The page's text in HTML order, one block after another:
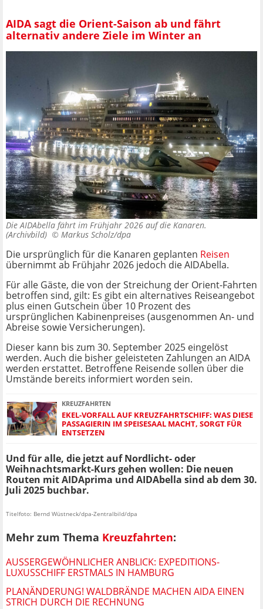
AIDA sagt die Orient-Saison ab und fährt
alternativ andere Ziele im Winter an
Die AIDAbella fährt im Frühjahr 2026 auf die Kanaren.
(Archivbild) © Markus Scholz/dpa
Die ursprünglich für die Kanaren geplanten Reisen
übernimmt ab Frühjahr 2026 jedoch die AIDAbella.
Für alle Gäste, die von der Streichung der Orient-Fahrten
betroffen sind, gilt: Es gibt ein alternatives Reiseangebot
plus einen Gutschein über 10 Prozent des
ursprünglichen Kabinenpreises (ausgenommen An- und
Abreise sowie Versicherungen).
Dieser kann bis zum 30. September 2025 eingelöst
werden. Auch die bisher geleisteten Zahlungen an AIDA
werden erstattet. Betroffene Reisende sollen über die
Umstände bereits informiert worden sein.
KREUZFAHRTEN
EKEL-VORFALL AUF KREUZFAHRTSCHIFF: WAS DIESE
PASSAGIERIN IM SPEISESAAL MACHT, SORGT FÜR
ENTSETZEN
Und für alle, die jetzt auf Nordlicht- oder
Weihnachtsmarkt-Kurs gehen wollen: Die neuen
Routen mit AIDAprima und AIDAbella sind ab dem 30.
Juli 2025 buchbar.
Titelfoto: Bernd Wüstneck/dpa-Zentralbild/dpa
Mehr zum Thema Kreuzfahrten:
AUSSERGEWÖHNLICHER ANBLICK: EXPEDITIONS-L
UXUSSCHIFF ERSTMALS IN HAMBURG
PLANÄNDERUNG! WALDBRÄNDE MACHEN AIDA EINEN
STRICH DURCH DIE RECHNUNG